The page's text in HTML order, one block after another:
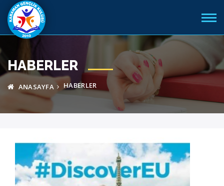
HABERLER
ANASAYFA HABERLER